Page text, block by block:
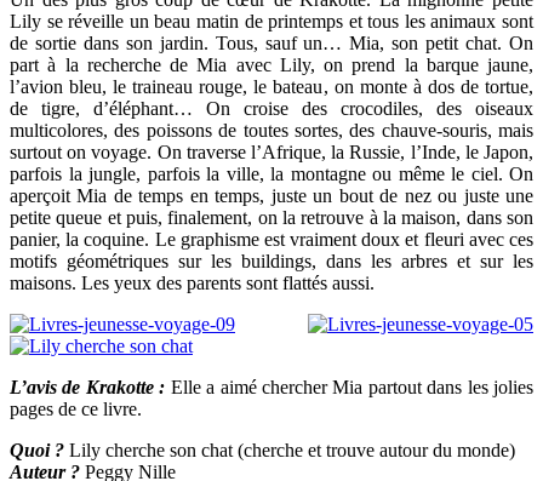
Lily se réveille un beau matin de printemps et tous les animaux sont
de sortie dans son jardin. Tous, sauf un… Mia, son petit chat. On
part à la recherche de Mia avec Lily, on prend la barque jaune,
l’avion bleu, le traineau rouge, le bateau, on monte à dos de tortue,
de tigre, d’éléphant… On croise des crocodiles, des oiseaux
multicolores, des poissons de toutes sortes, des chauve-souris, mais
surtout on voyage. On traverse l’Afrique, la Russie, l’Inde, le Japon,
parfois la jungle, parfois la ville, la montagne ou même le ciel. On
aperçoit Mia de temps en temps, juste un bout de nez ou juste une
petite queue et puis, finalement, on la retrouve à la maison, dans son
panier, la coquine. Le graphisme est vraiment doux et fleuri avec ces
motifs géométriques sur les buildings, dans les arbres et sur les
maisons. Les yeux des parents sont flattés aussi.
L’avis de Krakotte : Elle a aimé chercher Mia partout dans les jolies
pages de ce livre.
Quoi ? Lily cherche son chat (cherche et trouve autour du monde)
Auteur ? Peggy Nille